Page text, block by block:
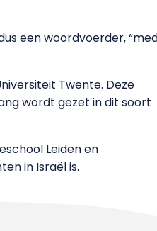
een woordvoerder,
Twente. Deze
wordt gezet in dit soort
Leiden en
in Israël is.